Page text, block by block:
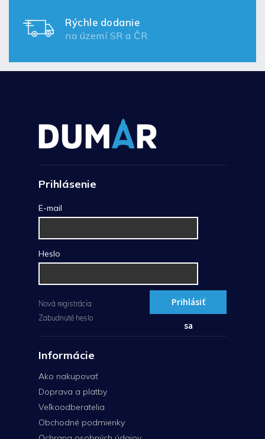
Rýchle dodanie
na území SR a ČR
Prihlásenie
E-mail
Heslo
Prihlásiť
sa
Nová registrácia
Zabudnuté heslo
Informácie
Ako nakupovať
Doprava a platby
Veľkoodberatelia
Obchodné podmienky